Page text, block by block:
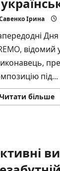
Ірина
Дня
під...
Читати більше